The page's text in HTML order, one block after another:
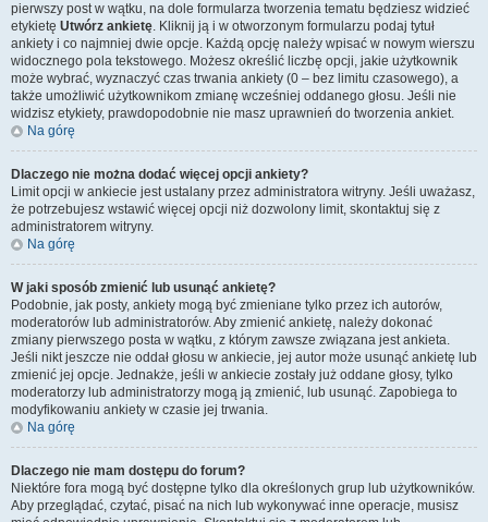
pierwszy post w wątku, na dole formularza tworzenia tematu będziesz widzieć
etykietę Utwórz ankietę. Kliknij ją i w otworzonym formularzu podaj tytuł
ankiety i co najmniej dwie opcje. Każdą opcję należy wpisać w nowym wierszu
widocznego pola tekstowego. Możesz określić liczbę opcji, jakie użytkownik
może wybrać, wyznaczyć czas trwania ankiety (0 – bez limitu czasowego), a
także umożliwić użytkownikom zmianę wcześniej oddanego głosu. Jeśli nie
widzisz etykiety, prawdopodobnie nie masz uprawnień do tworzenia ankiet.
Na górę
Dlaczego nie można dodać więcej opcji ankiety?
Limit opcji w ankiecie jest ustalany przez administratora witryny. Jeśli uważasz,
że potrzebujesz wstawić więcej opcji niż dozwolony limit, skontaktuj się z
administratorem witryny.
Na górę
W jaki sposób zmienić lub usunąć ankietę?
Podobnie, jak posty, ankiety mogą być zmieniane tylko przez ich autorów,
moderatorów lub administratorów. Aby zmienić ankietę, należy dokonać
zmiany pierwszego posta w wątku, z którym zawsze związana jest ankieta.
Jeśli nikt jeszcze nie oddał głosu w ankiecie, jej autor może usunąć ankietę lub
zmienić jej opcje. Jednakże, jeśli w ankiecie zostały już oddane głosy, tylko
moderatorzy lub administratorzy mogą ją zmienić, lub usunąć. Zapobiega to
modyfikowaniu ankiety w czasie jej trwania.
Na górę
Dlaczego nie mam dostępu do forum?
Niektóre fora mogą być dostępne tylko dla określonych grup lub użytkowników.
Aby przeglądać, czytać, pisać na nich lub wykonywać inne operacje, musisz